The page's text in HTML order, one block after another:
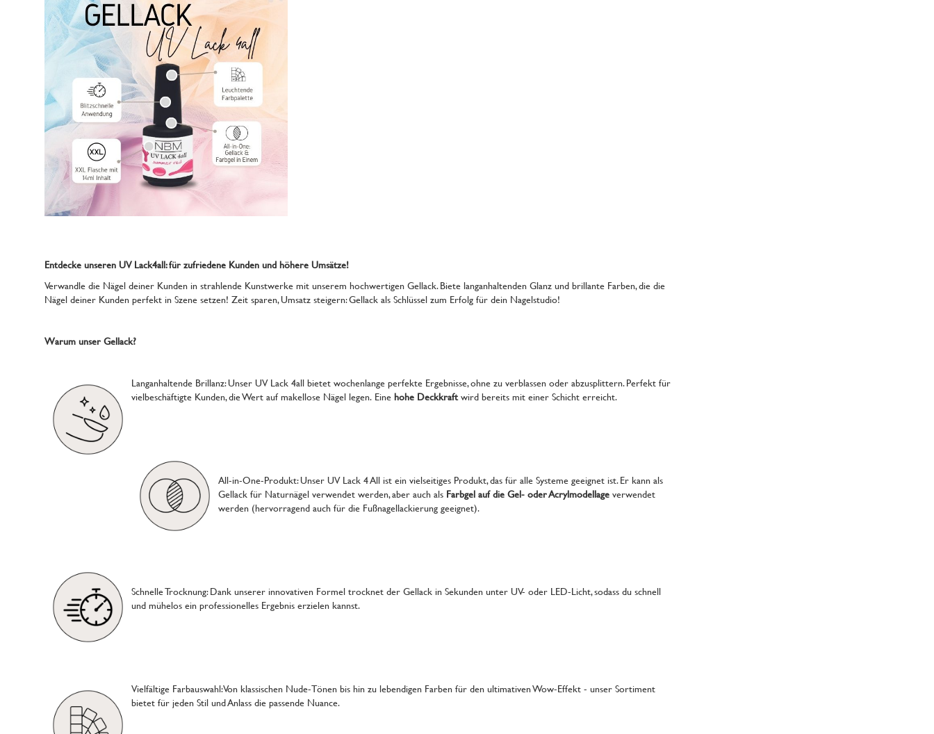
Entdecke unseren UV Lack4all: für zufriedene Kunden und höhere Umsätze!
Verwandle die Nägel deiner Kunden in strahlende Kunstwerke mit unserem hochwertigen Gellack. Biete langanhaltenden Glanz und brillante Farben, die die
Nägel deiner Kunden perfekt in Szene setzen! Zeit sparen, Umsatz steigern: Gellack als Schlüssel zum Erfolg für dein Nagelstudio!
Warum unser Gellack?
Langanhaltende Brillanz: Unser UV Lack 4all bietet wochenlange perfekte Ergebnisse, ohne zu verblassen oder abzusplittern. Perfekt für
vielbeschäftigte Kunden, die Wert auf makellose Nägel legen. Einehohe Deckkraftwird bereits mit einer Schicht erreicht.
All-in-One-Produkt: Unser UV Lack 4 All ist ein vielseitiges Produkt, das für alle Systeme geeignet ist. Er kann als
Gellack für Naturnägel verwendet werden, aber auch als Farbgel auf die Gel- oder Acrylmodellageverwendet
werden (hervorragend auch für die Fußnagellackierung geeignet).
Schnelle Trocknung: Dank unserer innovativen Formel trocknet der Gellack in Sekunden unter UV- oder LED-Licht, sodass du schnell
und mühelos ein professionelles Ergebnis erzielen kannst.
Vielfältige Farbauswahl: Von klassischen Nude-Tönen bis hin zu lebendigen Farben für den ultimativen Wow-Effekt - unser Sortiment
bietet für jeden Stil und Anlass die passende Nuance.